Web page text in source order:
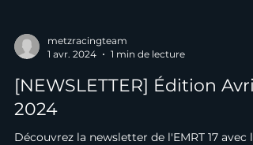
metzracingteam
1 avr. 2024
1 min de lecture
[NEWSLETTER] Édition Avril
2024
Découvrez la newsletter de l'EMRT 17 avec le